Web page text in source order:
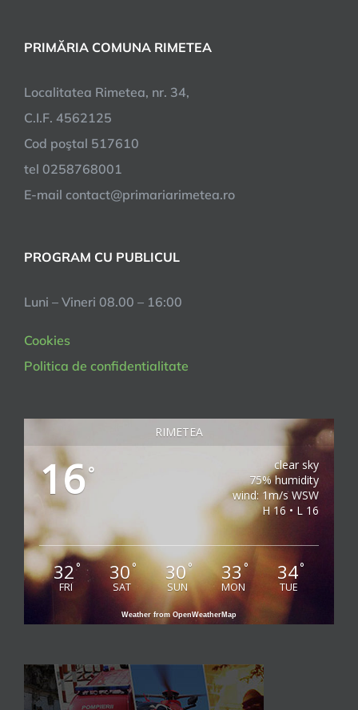
PRIMĂRIA COMUNA RIMETEA
Localitatea Rimetea, nr. 34,
C.I.F. 4562125
Cod poştal 517610
tel 0258768001
E-mail contact@primariarimetea.ro
PROGRAM CU PUBLICUL
Luni – Vineri 08.00 – 16:00
Cookies
Politica de confidentialitate
RIMETEA
16°
clear sky
75% humidity
wind: 1m/s WSW
H 16 • L 16
32°
FRI
30°
SAT
30°
SUN
33°
MON
34°
TUE
Weather from OpenWeatherMap